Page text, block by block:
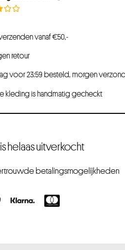
vanaf €50,-
retour
voor 23:59 besteld, morgen
kleding is handmatig gecheckt
helaas uitverkocht
betalingsmogelijkheden